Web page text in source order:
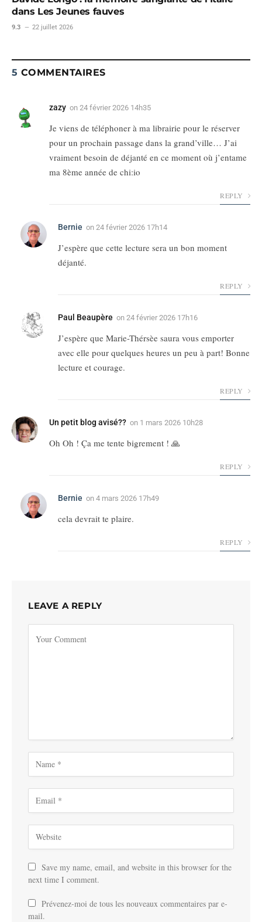
dans Les Jeunes fauves
9.3 22 juillet 2026
5 COMMENTAIRES
zazy on 24 février 2026 14h35
Je viens de téléphoner à ma librairie pour le réserver
pour un prochain passage dans la grand’ville… J’ai
vraiment besoin de déjanté en ce moment où j’entame
ma 8ème année de chi:io
REPLY
Bernie on 24 février 2026 17h14
J’espère que cette lecture sera un bon moment
déjanté.
REPLY
Paul Beaupère on 24 février 2026 17h16
J’espère que Marie-Thérsèe saura vous emporter
avec elle pour quelques heures un peu à part! Bonne
lecture et courage.
REPLY
Un petit blog avisé?? on 1 mars 2026 10h28
Oh Oh ! Ça me tente bigrement ! 🙏
REPLY
Bernie on 4 mars 2026 17h49
cela devrait te plaire.
REPLY
LEAVE A REPLY
Save my name, email, and website in this browser for the
next time I comment.
Prévenez-moi de tous les nouveaux commentaires par e-
mail.